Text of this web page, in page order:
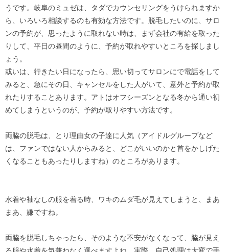
うです。岐阜のミュゼは、タダでカウンセリングをうけられますか
ら、いろいろ相談するのも有効な方法です。脱毛したいのに、サロ
ンの予約が、思ったように取れない時は、まず会社の有給を取った
りして、平日の昼間のように、予約が取れやすいところを探しまし
ょう。
或いは、行きたい日になったら、思い切ってサロンにで電話をして
みると、急にその日、キャンセルをした人がいて、意外と予約が取
れたりすることあります。アトはオフシーズンとなる冬から通い初
めてしまうというのが、予約が取りやすい方法です。
両脇の脱毛は、とり理由女の子達に人気（アイドルグループなど
は、ファンではない人からみると、どこがいいのかと首をかしげた
くなることもあったりしますね）のところがあります。
水着や袖なしの服を着る時、ワキのムダ毛が見えてしまうと、まあ
まあ、嫌ですね。
両脇を脱毛しちゃったら、そのような不安がなくなって、脇が見え